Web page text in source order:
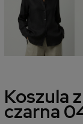
Koszula
czarna